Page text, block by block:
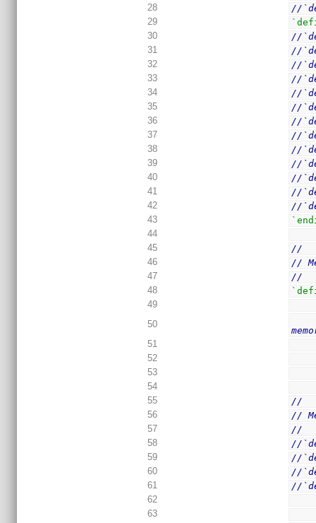
28
//
29
30
//
31
//
32
//
33
//
34
//
35
//
36
//
37
//
38
//
39
//
40
//
41
//
42
//
43
44
45
//
46
//
47
//
48
49
50
51
52
53
54
55
//
56
//
57
//
58
//
59
//
60
//
61
//
62
63